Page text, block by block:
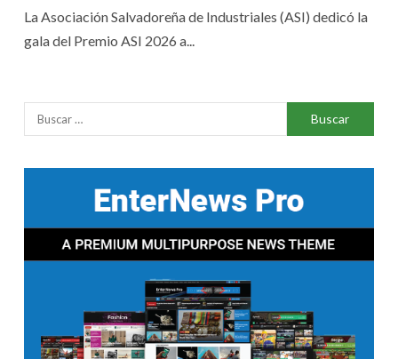
La Asociación Salvadoreña de Industriales (ASI) dedicó la
gala del Premio ASI 2026 a...